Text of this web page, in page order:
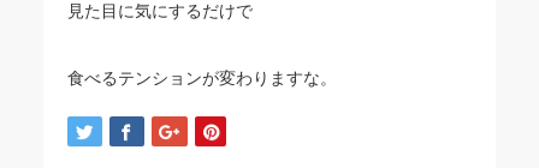
見た目に気にするだけで
食べるテンションが変わりますな。